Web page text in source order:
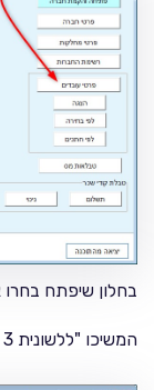
בחלון שיפתח
המשיכו "ללשונית 3 – חופש / מחלה / גמל":